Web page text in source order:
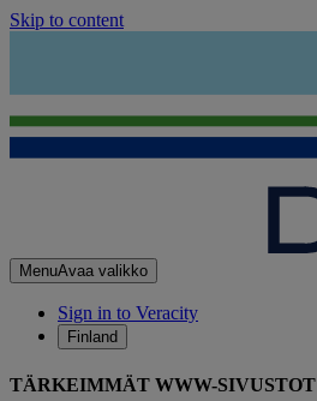
Skip to content
MenuAvaa valikko
Sign in to Veracity
Finland
TÄRKEIMMÄT WWW-SIVUSTOT